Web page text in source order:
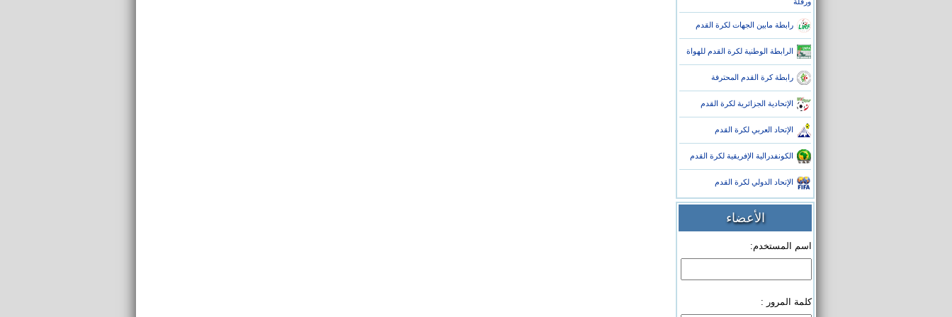
رابطة مابين الجهات لكرة القدم
الرابطة الوطنية لكرة القدم للهواة
رابطة كرة القدم المحترفة
الإتحادية الجزائرية لكرة القدم
الإتحاد العربي لكرة القدم
الكونفدرالية الإفريقية لكرة القدم
الإتحاد الدولي لكرة القدم
الأعضاء
اسم المستخدم:
كلمة المرور :